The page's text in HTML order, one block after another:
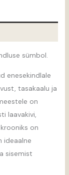
sümbol.
enesekindlale
tasakaalu ja
on
laavakivi,
on
ideaalne
sisemist